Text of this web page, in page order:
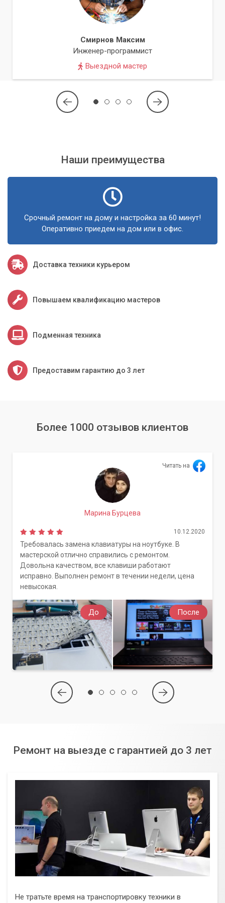
кабелях, мы предложим их замену.
Ремонт материнской платы.В сложных случаях при
компонентов материнской платы, связанных со
можно решить без дорогостоящей замены
всего устройства. Доверяйте
всем необходимым оборудованием и опытом для
эффективного восстановления звука. Мы работаем
оперативно по всей Киеве и Киевской области, предлагая
качественные услуги по разумным ценам.
Не позволяйте отсутствию звука портить ваше настроение
и продуктивность. Свяжитесь с нами, и мы вернем вашему
компьютеру возможность качественно воспроизводить
Смирнов Максим
Инженер-программист
Выездной мастер
Наши преимущества
Срочный ремонт на дому и настройка за 60 минут!
Оперативно приедем на дом или в офис.
Доставка техники курьером
Повышаем квалификацию мастеров
Подменная техника
Предоставим гарантию до 3 лет
Более 1000 отзывов клиентов
До После
Читать на
Марина Бурцева
10.12.2020
Требовалась замена клавиатуры на ноутбуке. В
мастерской отлично справились с ремонтом.
Довольна качеством, все клавиши работают
исправно. Выполнен ремонт в течении недели, цена
невысокая.
Ремонт на выезде с гарантией до 3 лет
Не тратьте время на транспортировку техники в